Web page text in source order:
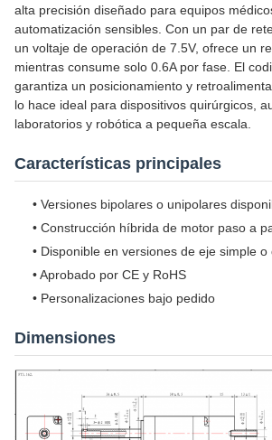
alta precisión diseñado para equipos
automatización sensibles. Con un par de
un voltaje de operación de 7.5V, ofrece un
mientras consume solo 0.6A por fase. El
garantiza un posicionamiento y
lo hace ideal para dispositivos quirúrgicos,
laboratorios y robótica a pequeña escala.
Características principales
• Versiones bipolares o unipolares
• Construcción híbrida de motor paso a
• Disponible en versiones de eje simple o
• Aprobado por CE y RoHS
• Personalizaciones bajo pedido
Dimensiones